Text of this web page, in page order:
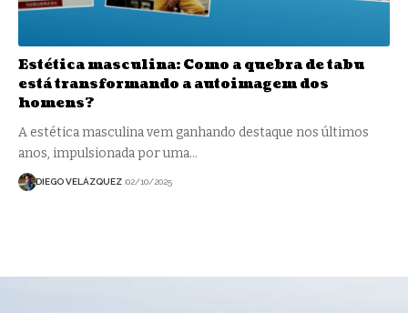
Estética masculina: Como a quebra de tabu
está transformando a autoimagem dos
homens?
A estética masculina vem ganhando destaque nos últimos
anos, impulsionada por uma…
DIEGO VELÁZQUEZ 02/10/2025